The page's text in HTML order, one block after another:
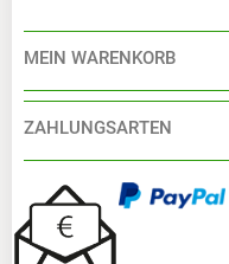
MEIN WARENKORB
ZAHLUNGSARTEN